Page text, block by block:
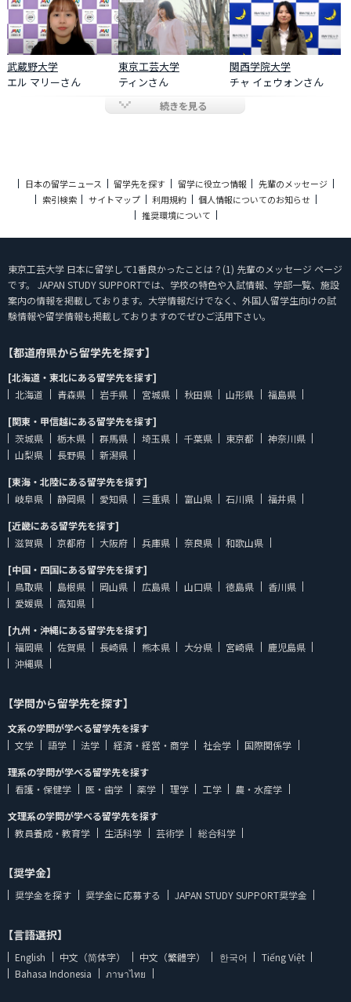
武蔵野大学
エル マリーさん
東京工芸大学
ティンさん
関西学院大学
チャ イェウォンさん
続きを見る
日本の留学ニュース 留学先を探す 留学に役立つ情報
先輩のメッセージ
索引検索
サイトマップ 利用規約
個人情報についてのお知らせ
推奨環境について
東京工芸大学 日本に留学して1番良かったことは？(1) 先輩のメッセージ ページ
です。 JAPAN STUDY SUPPORTでは、学校の特色や入試情報、学部一覧、施設
案内の情報を掲載しております。大学情報だけでなく、外国人留学生向けの試
験情報や留学情報も掲載しておりますのでぜひご活用下さい。
【都道府県から留学先を探す】
[北海道・東北にある留学先を探す]
北海道
青森県 岩手県 宮城県 秋田県 山形県
福島県
[関東・甲信越にある留学先を探す]
茨城県
栃木県 群馬県 埼玉県 千葉県 東京都
神奈川県
山梨県
長野県
新潟県
[東海・北陸にある留学先を探す]
岐阜県
静岡県 愛知県 三重県 富山県 石川県
福井県
[近畿にある留学先を探す]
滋賀県
京都府 大阪府 兵庫県 奈良県
和歌山県
[中国・四国にある留学先を探す]
鳥取県
島根県 岡山県 広島県 山口県 徳島県
香川県
愛媛県
高知県
[九州・沖縄にある留学先を探す]
福岡県
佐賀県 長崎県 熊本県 大分県 宮崎県
鹿児島県
沖縄県
【学問から留学先を探す】
文系の学問が学べる留学先を探す
文学
語学 法学 経済・経営・商学 社会学
国際関係学
理系の学問が学べる留学先を探す
看護・保健学
医・歯学 薬学 理学 工学
農・水産学
文理系の学問が学べる留学先を探す
教員養成・教育学
生活科学 芸術学 総合科学
【奨学金】
奨学金を探す 奨学金に応募する JAPAN STUDY SUPPORT奨学金
【言語選択】
English 中文（简体字） 中文（繁體字） 한국어
Tiếng Việt
Bahasa Indonesia
ภาษาไทย